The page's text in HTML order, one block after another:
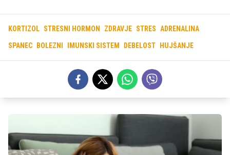
KORTIZOL STRESNI HORMON ZDRAVJE STRES ADRENALINA
SPANEC BOLEZNI IMUNSKI SISTEM DEBELOST HUJŠANJE